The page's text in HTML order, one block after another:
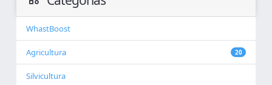
WhastBoost
Agricultura 20
Silvicultura